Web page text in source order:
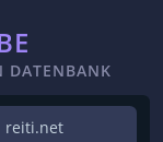
DATENBANK
reiti.net